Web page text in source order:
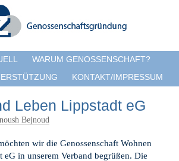
WARUM GENOSSENSCHAFT?
KONTAKT/IMPRESSUM
Leben Lippstadt eG
Bejnoud
wir die Genossenschaft Wohnen
eG in unserem Verband begrüßen. Die